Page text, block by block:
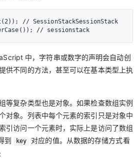
// SessionStackSessionStack
// sessionstack
中，字符串或数字的声明会自动创
供不同的方法，甚至可以在基本类型上执
等复杂类型也是对象。如果检查数组实例
对象。列表中每个元素的索引只是对象中
引访问一个元素时，实际上是访问了数组
到 key
对应的值。从数据的存储方式看